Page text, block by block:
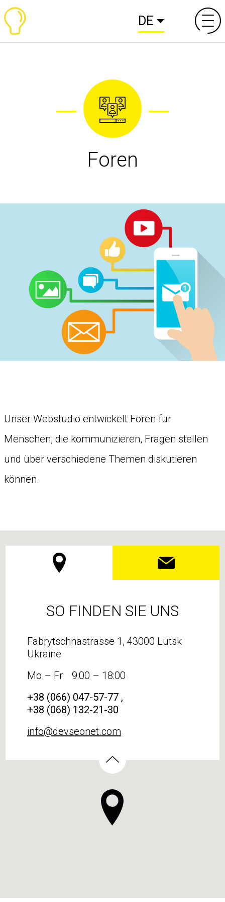
DE
Foren
Unser Webstudio entwickelt Foren für
Menschen, die kommunizieren, Fragen stellen
und über verschiedene Themen diskutieren
können.
SO FINDEN SIE UNS
Fabrytschnastrasse 1, 43000 Lutsk
Ukraine
Mo – Fr
9:00 – 18:00
+38 (066) 047-57-77 ,
+38 (068) 132-21-30
info@devseonet.com